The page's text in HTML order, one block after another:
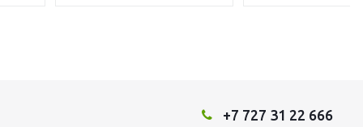
+7 727 31 22 666